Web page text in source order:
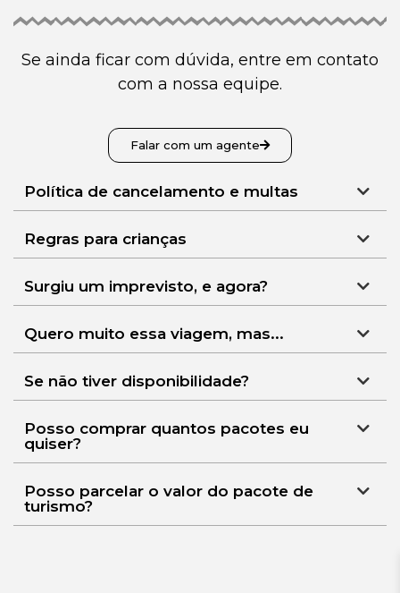
Se ainda ficar com dúvida, entre em contato
com a nossa equipe.
Falar com um agente
Política de cancelamento e multas
Regras para crianças
Surgiu um imprevisto, e agora?
Quero muito essa viagem, mas...
Se não tiver disponibilidade?
Posso comprar quantos pacotes eu
quiser?
Posso parcelar o valor do pacote de
turismo?